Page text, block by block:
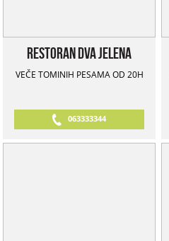
Restoran Dva Jelena
VEČE TOMINIH PESAMA OD 20H
063333344